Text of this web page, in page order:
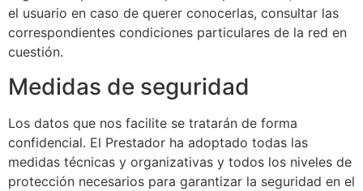
el usuario en caso de querer conocerlas, consultar las
correspondientes condiciones particulares de la red en
cuestión.
Medidas de seguridad
Los datos que nos facilite se tratarán de forma
confidencial. El Prestador ha adoptado todas las
medidas técnicas y organizativas y todos los niveles de
protección necesarios para garantizar la seguridad en el